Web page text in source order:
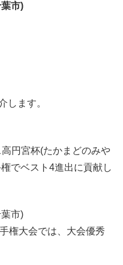
市)
します。
円宮杯(たかまどのみや
でベスト4進出に貢献し
市)
権大会では、大会優秀